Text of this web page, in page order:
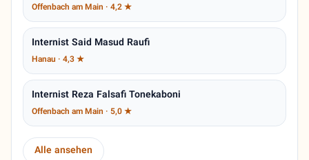
Offenbach am Main · 4,2 ★
Internist Said Masud Raufi
Hanau · 4,3 ★
Internist Reza Falsafi Tonekaboni
Offenbach am Main · 5,0 ★
Alle ansehen